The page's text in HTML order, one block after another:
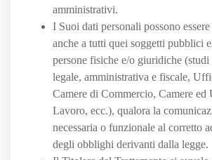
amministrativi.
I Suoi dati personali possono
anche a tutti quei soggetti pubblici
persone fisiche e/o giuridiche (studi
legale, amministrativa e fiscale,
Camere di Commercio, Camere ed
Lavoro, ecc.), qualora la
necessaria o funzionale al corretto
degli obblighi derivanti dalla legge.